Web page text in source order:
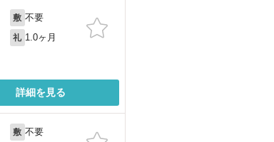
敷 不要
礼 1.0ヶ月
詳細を見る
敷 不要